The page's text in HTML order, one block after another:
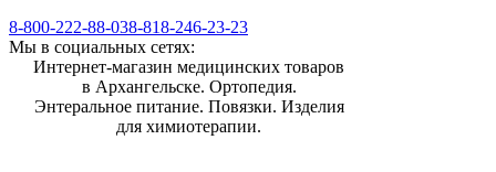
8-800-222-88-038-818-246-23-23
Мы в социальных сетях:
Интернет-магазин медицинских товаров
в Архангельске. Ортопедия.
Энтеральное питание. Повязки. Изделия
для химиотерапии.